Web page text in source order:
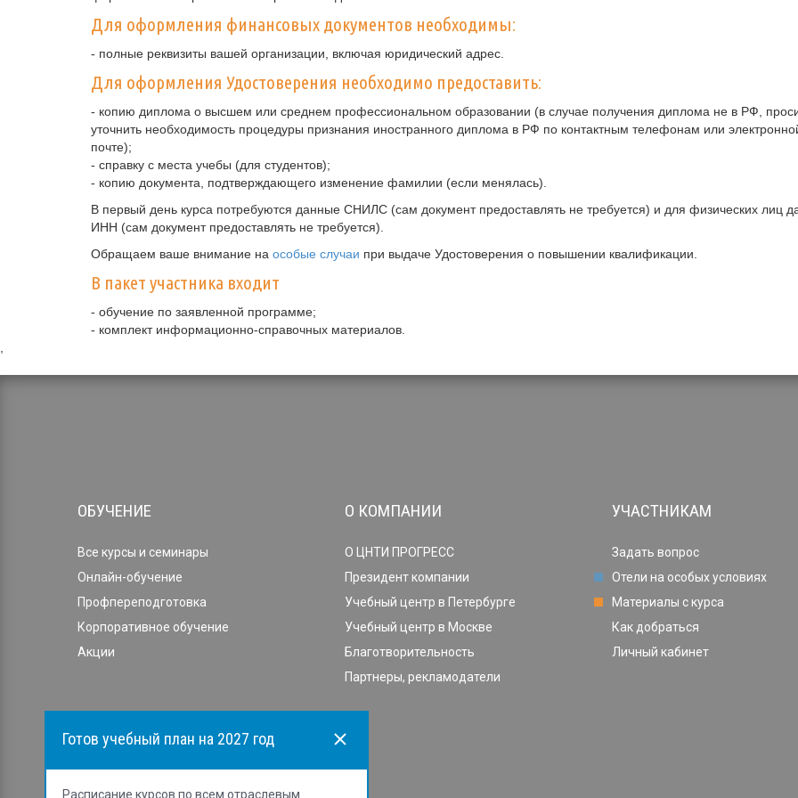
Готов учебный план на 2027 год
Расписание курсов по всем отраслевым
Для оформления финансовых документов необходимы:
- полные реквизиты вашей организации, включая юридический адрес.
Для оформления Удостоверения необходимо предоставить:
- копию диплома о высшем или среднем профессиональном образовании (в случае получения диплома не в РФ,
уточнить необходимость процедуры признания иностранного диплома в РФ по контактным телефонам или
почте);
- справку с места учебы (для студентов);
- копию документа, подтверждающего изменение фамилии (если менялась).
В первый день курса потребуются данные СНИЛС (сам документ предоставлять не требуется) и для физических лиц
ИНН (сам документ предоставлять не требуется).
Обращаем ваше внимание на особые случаи при выдаче Удостоверения о повышении квалификации.
В пакет участника входит
- обучение по заявленной программе;
- комплект информационно-справочных материалов.
ОБУЧЕНИЕ
Все курсы и семинары
Онлайн-обучение
Профпереподготовка
Корпоративное обучение
Акции
О КОМПАНИИ
О ЦНТИ ПРОГРЕСС
Президент компании
Учебный центр в Петербурге
Учебный центр в Москве
Благотворительность
Партнеры, рекламодатели
УЧАСТНИКАМ
Задать вопрос
Отели на особых условиях
Материалы с курса
Как добраться
Личный кабинет